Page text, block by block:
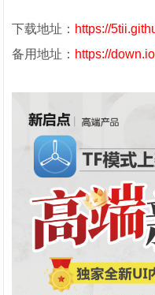
下载地址： https://
备用地址： https://